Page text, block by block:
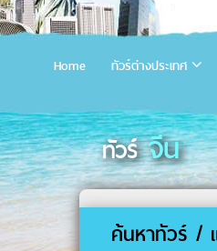
Home ทัวร์ต่างประเทศ
ทัวร์ จีน
ค้นหาทัวร์ /